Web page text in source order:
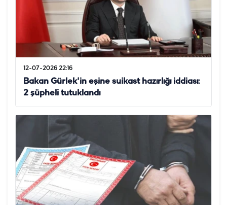
12-07-2026 22:16
Bakan Gürlek'in eşine suikast hazırlığı iddiası:
2 şüpheli tutuklandı